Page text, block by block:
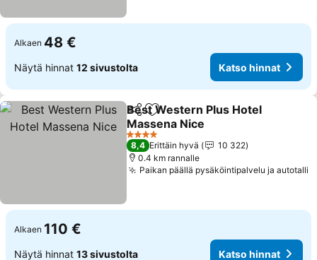
Alkaen 48 €
Näytä hinnat 12 sivustolta Katso hinnat
Jaa Lisää suosikkeihin
Best Western Plus Hotel
Massena Nice
4 Tähtiluokitus
8,4 Erittäin hyvä
10 322
0.4 km rannalle
Paikan päällä pysäköintipalvelu ja autotalli
Alkaen 110 €
Näytä hinnat 13 sivustolta Katso hinnat